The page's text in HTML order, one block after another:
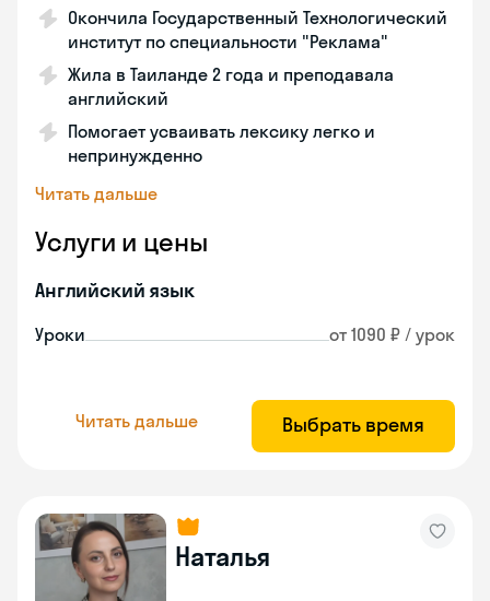
Окончила Государственный Технологический
институт по специальности "Реклама"
Жила в Таиланде 2 года и преподавала
английский
Помогает усваивать лексику легко и
непринужденно
Читать дальше
Услуги и цены
Английский язык
Уроки от 1090 ₽ / урок
Читать дальше Выбрать время
Наталья